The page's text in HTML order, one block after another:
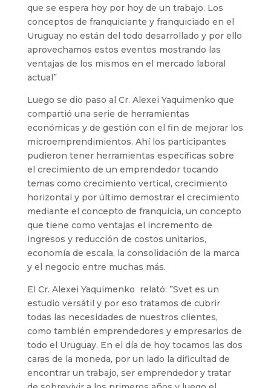
que se espera hoy por hoy de un trabajo. Los
conceptos de franquiciante y franquiciado en el
Uruguay no están del todo desarrollado y por ello
aprovechamos estos eventos mostrando las
ventajas de los mismos en el mercado laboral
actual”
Luego se dio paso al Cr. Alexei Yaquimenko que
compartió una serie de herramientas
económicas y de gestión con el fin de mejorar los
microemprendimientos. Ahí los participantes
pudieron tener herramientas específicas sobre
el crecimiento de un emprendedor tocando
temas como crecimiento vertical, crecimiento
horizontal y por último demostrar el crecimiento
mediante el concepto de franquicia, un concepto
que tiene como ventajas el incremento de
ingresos y reducción de costos unitarios,
economía de escala, la consolidación de la marca
y el negocio entre muchas más.
El Cr. Alexei Yaquimenko relató: ”Svet es un
estudio versátil y por eso tratamos de cubrir
todas las necesidades de nuestros clientes,
como también emprendedores y empresarios de
todo el Uruguay. En el día de hoy tocamos las dos
caras de la moneda, por un lado la dificultad de
encontrar un trabajo, ser emprendedor y tratar